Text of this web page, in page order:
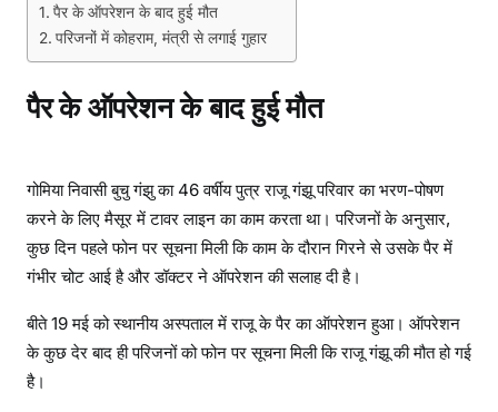
पैर के ऑपरेशन के बाद हुई मौत
परिजनों में कोहराम, मंत्री से लगाई गुहार
पैर के ऑपरेशन के बाद हुई मौत
गोमिया निवासी बुचु गंझु का 46 वर्षीय पुत्र राजू गंझू परिवार का भरण-पोषण
करने के लिए मैसूर में टावर लाइन का काम करता था। परिजनों के अनुसार,
कुछ दिन पहले फोन पर सूचना मिली कि काम के दौरान गिरने से उसके पैर में
गंभीर चोट आई है और डॉक्टर ने ऑपरेशन की सलाह दी है।
बीते 19 मई को स्थानीय अस्पताल में राजू के पैर का ऑपरेशन हुआ। ऑपरेशन
के कुछ देर बाद ही परिजनों को फोन पर सूचना मिली कि राजू गंझू की मौत हो गई
है।